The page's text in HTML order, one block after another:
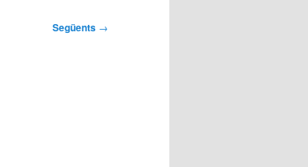
Següents →